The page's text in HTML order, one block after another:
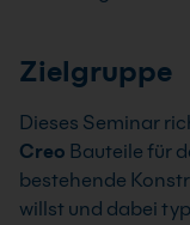
Zielgruppe
Dieses Seminar
Creo Bauteile für
bestehende
willst und dabei